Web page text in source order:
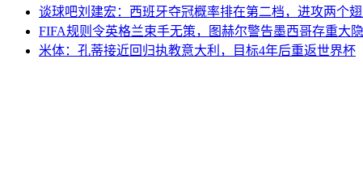
谈球吧刘建宏：西班牙夺冠概率排在第二档，进攻两个
FIFA规则令英格兰束手无策，图赫尔警告墨西哥存重大
米体：孔蒂接近回归执教意大利，目标4年后重返世界杯